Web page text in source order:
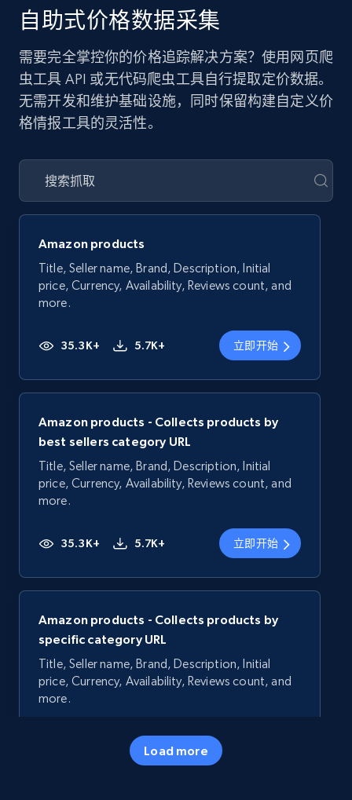
自助式价格数据采集
需要完全掌控你的价格追踪解决方案？使用网页爬
虫工具 API 或无代码爬虫工具自行提取定价数据。
无需开发和维护基础设施，同时保留构建自定义价
格情报工具的灵活性。
Amazon products
Title, Seller name, Brand, Description, Initial
price, Currency, Availability, Reviews count, and
more.
35.3K+ 5.7K+ 立即开始
Amazon products - Collects products by
best sellers category URL
Title, Seller name, Brand, Description, Initial
price, Currency, Availability, Reviews count, and
more.
35.3K+ 5.7K+ 立即开始
Amazon products - Collects products by
specific category URL
Title, Seller name, Brand, Description, Initial
price, Currency, Availability, Reviews count, and
more.
5.7K+
Load more